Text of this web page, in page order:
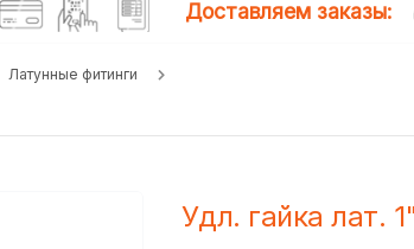
Доставляем заказы:
Латунные фитинги
Удл. гайка лат.